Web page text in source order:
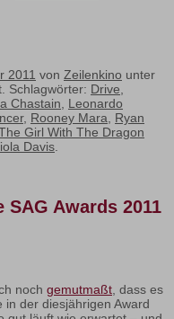
2011 von Zeilenkino unter
Schlagwörter: Drive,
Chastain, Leonardo
, Rooney Mara, Ryan
Girl With The Dragon
Davis.
Awards 2011
noch gemutmaßt, dass es
in der diesjährigen Award